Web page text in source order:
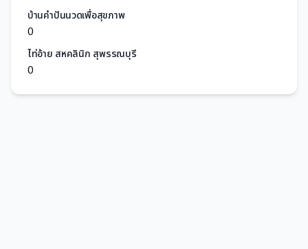
บ้านคำปันนวดเพื่อสุขภาพ
0
ไท่อ้าย สหคลินิก สุพรรณบุรี
0